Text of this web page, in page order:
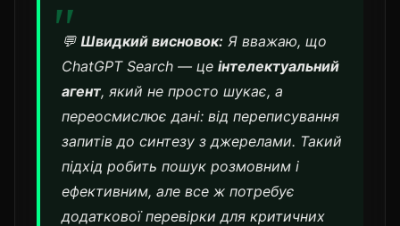
💬 Швидкий висновок: Я вважаю, що
ChatGPT Search — це інтелектуальний
агент, який не просто шукає, а
переосмислює дані: від переписування
запитів до синтезу з джерелами. Такий
підхід робить пошук розмовним і
ефективним, але все ж потребує
додаткової перевірки для критичних